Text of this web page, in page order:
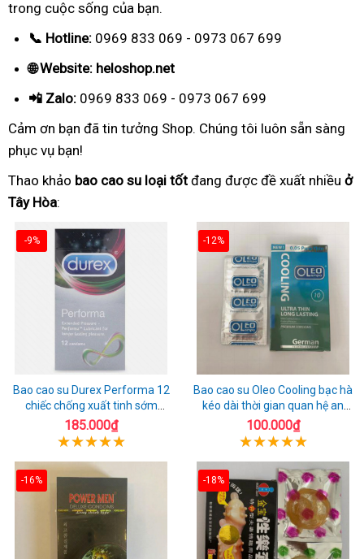
trong cuộc sống của bạn.
📞 Hotline: 0969 833 069 - 0973 067 699
🌐 Website: heloshop.net
📲 Zalo: 0969 833 069 - 0973 067 699
Cảm ơn bạn đã tin tưởng Shop. Chúng tôi luôn sẵn sàng
phục vụ bạn!
Thao khảo bao cao su loại tốt đang được đề xuất nhiều ở
Tây Hòa:
-9%
Bao cao su Durex Performa 12
chiếc chống xuất tinh sớm
chuẩn Thái Lan
185.000₫
-12%
Bao cao su Oleo Cooling bạc hà
kéo dài thời gian quan hệ an
toàn
100.000₫
-16% -18%